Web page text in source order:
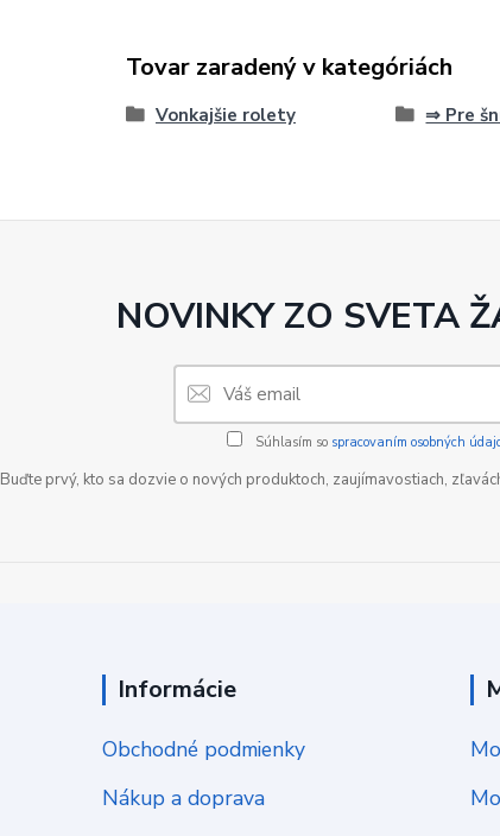
Tovar zaradený v kategóriách
Vonkajšie rolety ⇒ Pre
NOVINKY ZO SVETA
Súhlasím so spracovaním osobných
Buďte prvý, kto sa dozvie o nových produktoch, zaujímavostiach,
Informácie
Obchodné podmienky
Nákup a doprava